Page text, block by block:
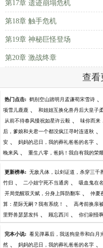
第17章 遗迹崩塌危机
第18章 触手危机
第19章 神秘巨怪登场
第20章 激战终章
查看
热门点击: 鹤别空山踏明月孟谦荀宋雪诗 、
项雪儿鹿鹿 、 和姐姐互换化兽丹后大皇子
从前不待春风慢祝如星许云毅 、 味你而来
后，爹娘和夫君一个都没疯江寻时连道秋 、
安 、 妈妈的忌日，我的葬礼爸爸的名字 、
晚来风 、 重生八零，爸妈！我自有我的荣
更新榜单: 无敌凡体，以剑证道，杀穿三千
竹归 、 二小姐宁死不当通房 、 吸血鬼在
开局觉醒双天赋，分身上阵防翻车 、 仲夏
算：星际无嗣？我有系统！ 、 高考前换亲
里野兽瑟瑟发抖 、 顾忘西川 、 你们刷怪
完本小说: 看见弹幕后，我送狗皇帝和白月
然 、 妈妈的忌日，我的葬礼爸爸的名字 、